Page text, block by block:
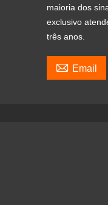
maioria dos
exclusivo
três anos.
 Email